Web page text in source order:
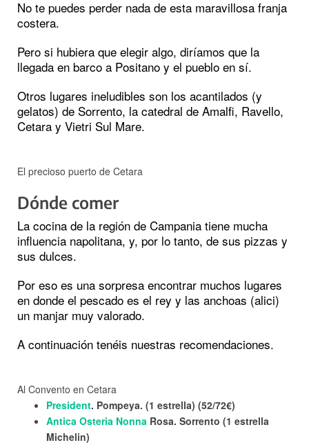
No te puedes perder nada de esta maravillosa franja
costera.
Pero si hubiera que elegir algo, diríamos que la
llegada en barco a Positano y el pueblo en sí.
Otros lugares ineludibles son los acantilados (y
gelatos) de Sorrento, la catedral de Amalfi, Ravello,
Cetara y Vietri Sul Mare.
El precioso puerto de Cetara
Dónde comer
La cocina de la región de Campania tiene mucha
influencia napolitana, y, por lo tanto, de sus pizzas y
sus dulces.
Por eso es una sorpresa encontrar muchos lugares
en donde el pescado es el rey y las anchoas (alici)
un manjar muy valorado.
A continuación tenéis nuestras recomendaciones.
Al Convento en Cetara
President. Pompeya. (1 estrella) (52/72€)
Antica Osteria Nonna Rosa. Sorrento (1 estrella
Michelin)